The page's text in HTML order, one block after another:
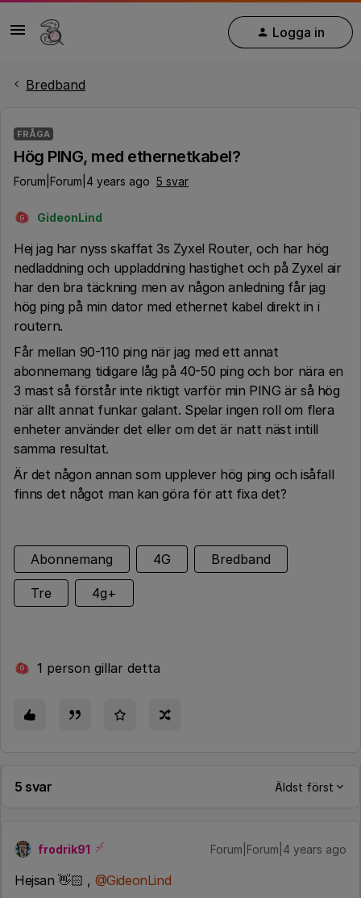
Logga in
Bredband
FRÅGA
Hög PING, med ethernetkabel?
Forum|Forum|4 years ago 5 svar
G GideonLind
Hej jag har nyss skaffat 3s Zyxel Router, och har hög
nedladdning och uppladdning hastighet och på Zyxel air
har den bra täckning men av någon anledning får jag
hög ping på min dator med ethernet kabel direkt in i
routern.
Får mellan 90-110 ping när jag med ett annat
abonnemang tidigare låg på 40-50 ping och bor nära en
3 mast så förstår inte riktigt varför min PING är så hög
när allt annat funkar galant. Spelar ingen roll om flera
enheter använder det eller om det är natt näst intill
samma resultat.
Är det någon annan som upplever hög ping och isåfall
finns det något man kan göra för att fixa det?
Abonnemang 4G Bredband
Tre 4g+
G 1 person gillar detta
5 svar Äldst först
frodrik91 Forum|Forum|4 years ago
Hejsan 👋🏻 , @GideonLind